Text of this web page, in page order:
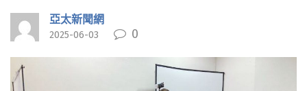
亞太新聞網
2025-06-03 0